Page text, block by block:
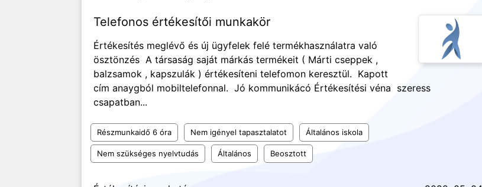
Telefonos értékesítői munkakör
Értékesítés meglévő és új ügyfelek felé termékhasználatra való
ösztönzés A társaság saját márkás termékeit ( Márti cseppek ,
balzsamok , kapszulák ) értékesíteni telefomon keresztül. Kapott
cím anaygból mobiltelefonnal. Jó kommunikácó Értékesítési véna szeress
csapatban...
Részmunkaidő 6 óra Nem igényel tapasztalatot Általános iskola
Nem szükséges nyelvtudás Általános Beosztott